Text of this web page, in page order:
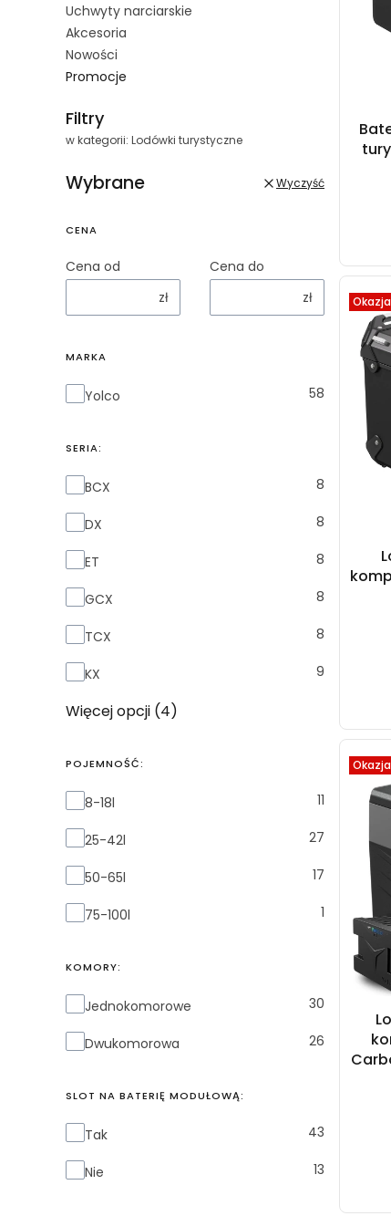
Uchwyty narciarskie
Akcesoria
Nowości
Promocje
Filtry
w kategorii: Lodówki turystyczne
Wybrane Wyczyść
CENA
Cena od
zł
Cena do
zł
MARKA
Marka
Yolco 58
SERIA:
Seria:
BCX 8
DX 8
ET 8
GCX 8
TCX 8
KX 9
Więcej opcji (4)
POJEMNOŚĆ:
Pojemność:
8-18l 11
25-42l 27
50-65l 17
75-100l 1
KOMORY:
Komory:
Jednokomorowe 30
Dwukomorowa 26
SLOT NA BATERIĘ MODUŁOWĄ:
Slot na baterię modułową:
Tak 43
Nie 13
Okazja
Okazja